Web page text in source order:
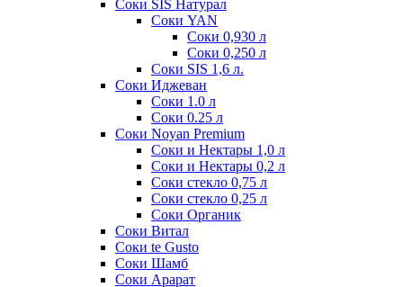
Соки SIS Натурал
Соки YAN
Соки 0,930 л
Соки 0,250 л
Соки SIS 1,6 л.
Соки Иджеван
Соки 1.0 л
Соки 0.25 л
Соки Noyan Premium
Соки и Нектары 1,0 л
Соки и Нектары 0,2 л
Соки стекло 0,75 л
Соки стекло 0,25 л
Соки Органик
Соки Витал
Соки te Gusto
Соки Шамб
Соки Арарат